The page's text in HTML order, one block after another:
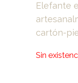
Elefante
cartón-
Sin